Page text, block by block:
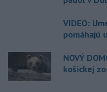
VIDEO:
pomáhajú
NOVÝ
košickej